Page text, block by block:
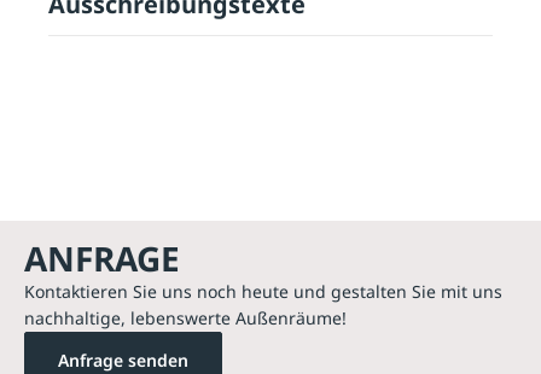
ANFRAGE
Kontaktieren Sie uns noch heute und gestalten Sie mit uns
nachhaltige, lebenswerte Außenräume!
Anfrage senden